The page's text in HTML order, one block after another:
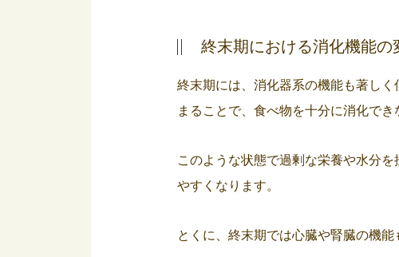
終末期における消化機能の
終末期には、消化器系の機能も著し
まることで、食べ物を十分に消化でき
このような状態で過剰な栄養や水分
やすくなります。
とくに、終末期では心臓や腎臓の機